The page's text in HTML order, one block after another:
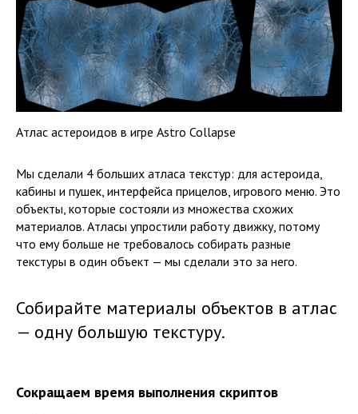
Атлас астероидов в игре Astro Collapse
Мы сделали 4 больших атласа текстур: для астероида,
кабины и пушек, интерфейса прицелов, игрового меню. Это
объекты, которые состояли из множества схожих
материалов. Атласы упростили работу движку, потому
что ему больше не требовалось собирать разные
текстуры в один объект — мы сделали это за него.
Собирайте материалы объектов в атлас
— одну большую текстуру.
Сокращаем время выполнения скриптов